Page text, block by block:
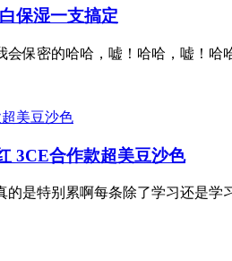
保湿一支搞定
会保密的哈哈，嘘！哈哈，嘘！哈
3CE合作款超美豆沙色
的是特别累啊每条除了学习还是